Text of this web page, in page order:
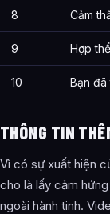
8 Cảm
9 Hợp
10 Bạn
THÔNG TIN
Vì có sự xuất hiện
cho là lấy cảm
ngoài hành tinh.